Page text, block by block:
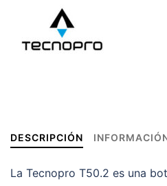
DESCRIPCIÓN
La Tecnopro T50.2 es una